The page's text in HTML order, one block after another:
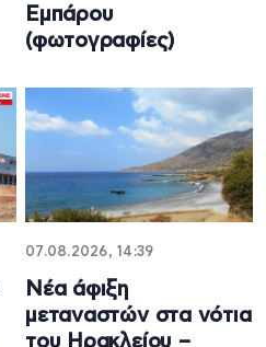
Εμπάρου
(φωτογραφίες)
07.08.2026, 14:39
Νέα άφιξη
μεταναστών στα νότια
του Ηρακλείου –